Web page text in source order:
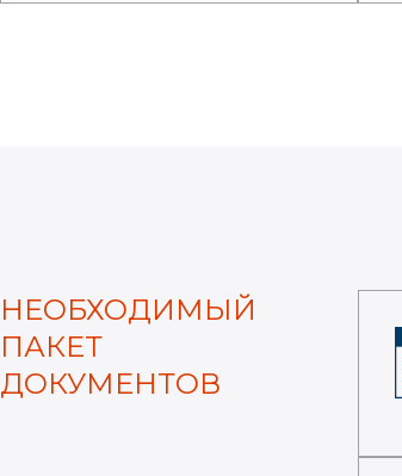
НЕОБХОДИМЫЙ
ПАКЕТ
ДОКУМЕНТОВ